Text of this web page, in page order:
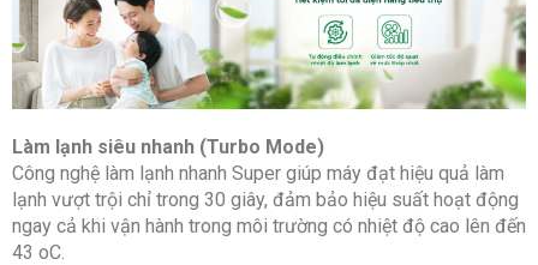
Kích
thước
thân
(RxCxS)
790 x
x 192
Khối
kg
8
Làm lạnh siêu nhanh (Turbo Mode)
Công nghệ làm lạnh nhanh Super giúp máy đạt hiệu quả làm
lạnh vượt trội chỉ trong 30 giây, đảm bảo hiệu suất hoạt động
ngay cả khi vận hành trong môi trường có nhiệt độ cao lên đến
43 oC.